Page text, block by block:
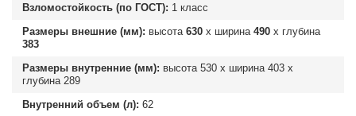
Взломостойкость (по ГОСТ): 1 класс
Размеры внешние (мм): высота 630 х ширина 490 х глубина
383
Размеры внутренние (мм): высота 530 х ширина 403 х
глубина 289
Внутренний объем (л): 62